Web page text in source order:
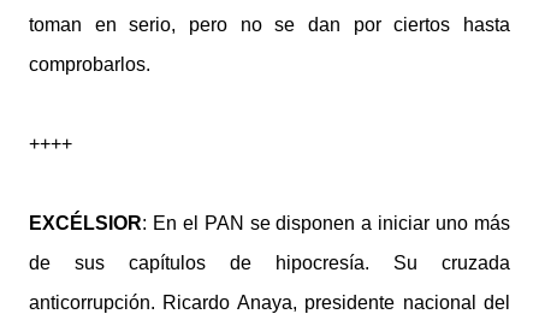
toman en serio, pero no se dan por ciertos hasta
comprobarlos.
++++
EXCÉLSIOR: En el PAN se disponen a iniciar uno más
de sus capítulos de hipocresía. Su cruzada
anticorrupción. Ricardo Anaya, presidente nacional del